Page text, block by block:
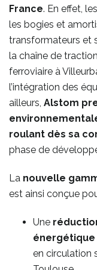
France. En effet,
les bogies et
transformateurs et
la chaîne de
ferroviaire à
l’intégration des
ailleurs, Alstom
roulant dès sa
phase de
La nouvelle
est ainsi conçue
Une
énergétique
en circulation